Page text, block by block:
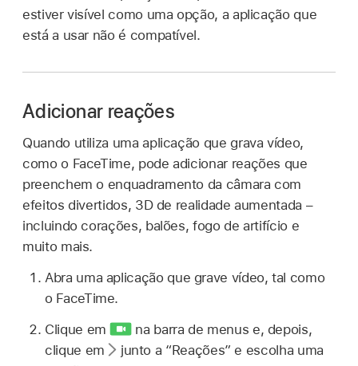
estiver visível como uma opção, a aplicação que
está a usar não é compatível.
Adicionar reações
Quando utiliza uma aplicação que grava vídeo,
como o FaceTime, pode adicionar reações que
preenchem o enquadramento da câmara com
efeitos divertidos, 3D de realidade aumentada –
incluindo corações, balões, fogo de artifício e
muito mais.
Abra uma aplicação que grave vídeo, tal como
o FaceTime.
Clique em
na barra de menus e, depois,
clique em
junto a “Reações” e escolha uma